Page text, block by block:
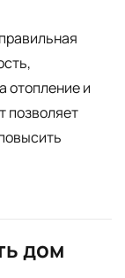
отопление и
позволяет
дом